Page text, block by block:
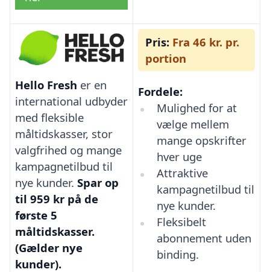
Hello Fresh er en
international udbyder
med fleksible
måltidskasser, stor
valgfrihed og mange
kampagnetilbud til
nye kunder. Spar op
til 959 kr på de
første 5
måltidskasser.
(Gælder nye
kunder).
Pris: Fra 46 kr. pr.
portion
Fordele:
Mulighed for at
vælge mellem
mange opskrifter
hver uge
Attraktive
kampagnetilbud til
nye kunder.
Fleksibelt
abonnement uden
binding.